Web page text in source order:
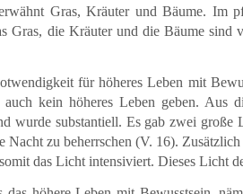
Gras, Kräuter und Bäume. Im
Gras, die Kräuter und die Bäume sind
für höheres Leben mit
kein höheres Leben geben. Aus
wurde substantiell. Es gab zwei
Nacht zu beherrschen (V. 16).
das Licht intensiviert. Dieses Licht